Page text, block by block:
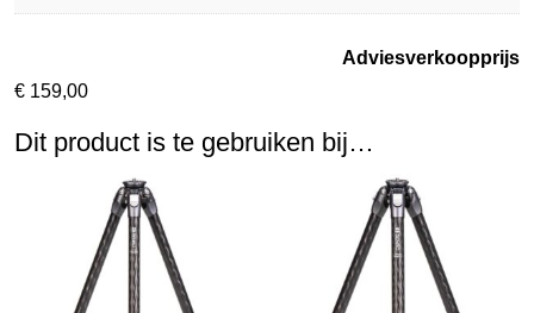
Adviesverkoopprijs
€ 159,00
Dit product is te gebruiken bij…